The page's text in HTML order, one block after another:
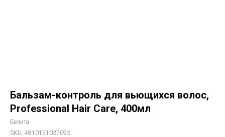
Бальзам-контроль для вьющихся волос,
Professional Hair Care, 400мл
Белита
SKU: 4810151037093